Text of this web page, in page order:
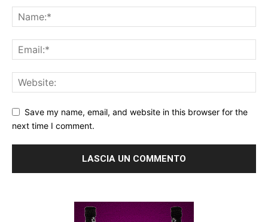
Save my name, email, and website in this browser for the
next time I comment.